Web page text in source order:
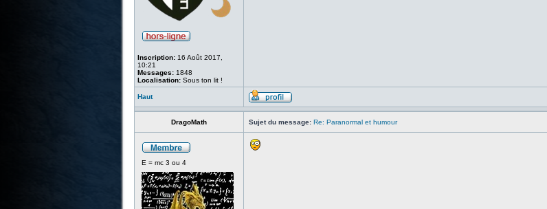
Inscription:16 Août 2017,
10:21
Messages:1848
Localisation:Sous ton lit !
Haut
DragoMath Sujet du message: Re: Paranormal et humour
E = mc 3 ou 4